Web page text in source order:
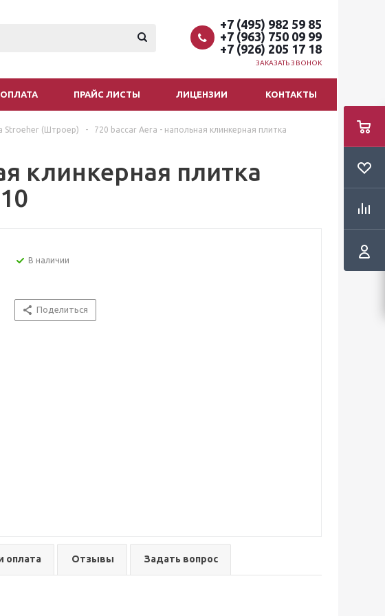
+7 (495) 982 59 85
+7 (963) 750 09 99
+7 (926) 205 17 18
ЗАКАЗАТЬ ЗВОНОК
ПРАЙС ЛИСТЫ ЛИЦЕНЗИИ КОНТАКТЫ
Stroeher (Штроер) -
720 baccar Aera - напольная клинкерная плитка
клинкерная плитка
В наличии
Поделиться
оплата Отзывы Задать вопрос